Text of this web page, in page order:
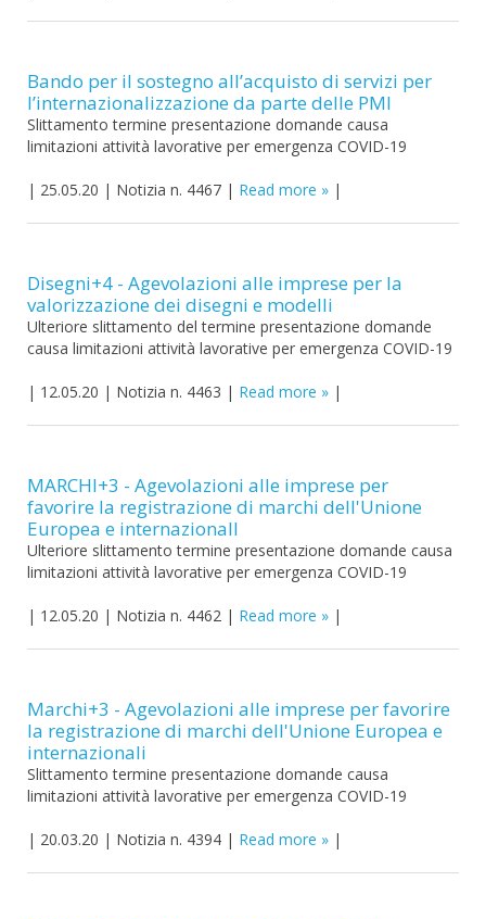
Bando per il sostegno all’acquisto di servizi per
l’internazionalizzazione da parte delle PMI
Slittamento termine presentazione domande causa
limitazioni attività lavorative per emergenza COVID-19
| 25.05.20 | Notizia n. 4467 | Read more |
Disegni+4 - Agevolazioni alle imprese per la
valorizzazione dei disegni e modelli
Ulteriore slittamento del termine presentazione domande
causa limitazioni attività lavorative per emergenza COVID-19
| 12.05.20 | Notizia n. 4463 | Read more |
MARCHI+3 - Agevolazioni alle imprese per
favorire la registrazione di marchi dell'Unione
Europea e internazionalI
Ulteriore slittamento termine presentazione domande causa
limitazioni attività lavorative per emergenza COVID-19
| 12.05.20 | Notizia n. 4462 | Read more |
Marchi+3 - Agevolazioni alle imprese per favorire
la registrazione di marchi dell'Unione Europea e
internazionali
Slittamento termine presentazione domande causa
limitazioni attività lavorative per emergenza COVID-19
| 20.03.20 | Notizia n. 4394 | Read more |